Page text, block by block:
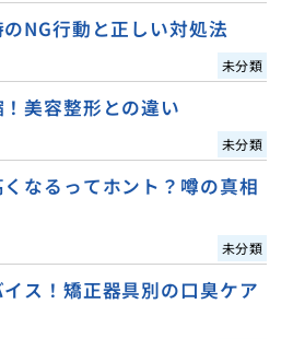
NG行動と正しい対処法
未分類
美容整形との違い
未分類
なるってホント？噂の真相
未分類
ス！矯正器具別の口臭ケア